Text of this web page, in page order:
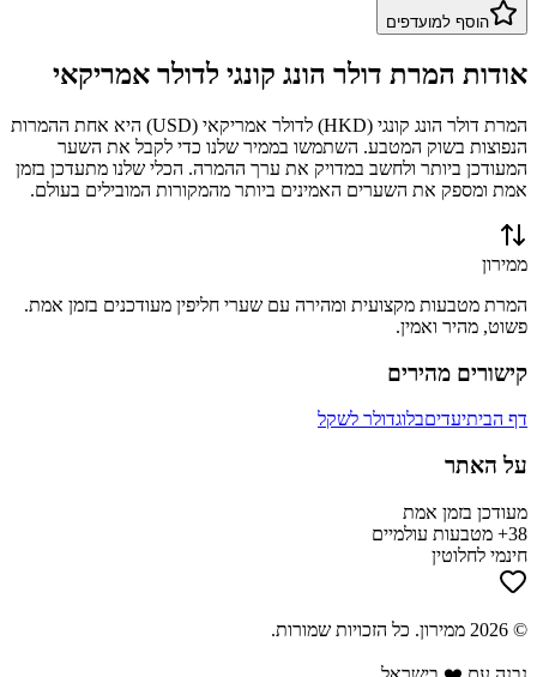
הוסף למועדפים
אודות המרת דולר הונג קונגי לדולר אמריקאי
המרת דולר הונג קונגי (
HKD) לדולר אמריקאי (
USD) היא אחת ההמרות
הנפוצות בשוק המטבע. השתמשו בממיר שלנו כדי לקבל את השער
המעודכן ביותר ולחשב במדויק את ערך ההמרה. הכלי שלנו מתעדכן בזמן
אמת ומספק את השערים האמינים ביותר מהמקורות המובילים בעולם.
ממירון
המרת מטבעות מקצועית ומהירה עם שערי חליפין מעודכנים בזמן אמת.
פשוט, מהיר ואמין.
קישורים מהירים
דף הביתיעדיםבלוגדולר לשקל
על האתר
מעודכן בזמן אמת
38+ מטבעות עולמיים
חינמי לחלוטין
©
2026 ממירון. כל הזכויות שמורות.